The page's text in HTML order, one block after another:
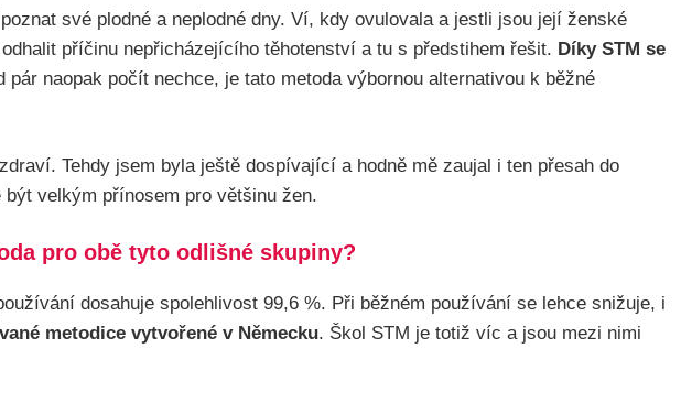
své plodné a neplodné dny. Ví, kdy ovulovala a jestli jsou její ženské
příčinu nepřicházejícího těhotenství a tu s předstihem řešit. Díky STM se
pár naopak počít nechce, je tato metoda výbornou alternativou k běžné
Tehdy jsem byla ještě dospívající a hodně mě zaujal i ten přesah do
velkým přínosem pro většinu žen.
pro obě tyto odlišné skupiny?
dosahuje spolehlivost 99,6 %. Při běžném používání se lehce snižuje, i
metodice vytvořené v Německu. Škol STM je totiž víc a jsou mezi nimi